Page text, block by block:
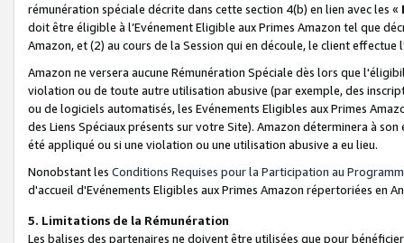
rémunération spéciale décrite dans cette section 4(b) en lien avec les «
doit être éligible à l’Evénement Eligible aux Primes Amazon tel que
Amazon, et (2) au cours de la Session qui en découle, le client
Amazon ne versera aucune Rémunération Spéciale dès lors que
violation ou de toute autre utilisation abusive (par exemple, des
ou de logiciels automatisés, les Evénements Eligibles aux Primes
des Liens Spéciaux présents sur votre Site). Amazon déterminera à
été appliqué ou si une violation ou une utilisation abusive a eu lieu.
Nonobstant les Conditions Requises pour la Participation au
d'accueil d'Evénements Eligibles aux Primes Amazon répertoriées en
5. Limitations de la Rémunération
Les balises des partenaires ne doivent être utilisées que pour